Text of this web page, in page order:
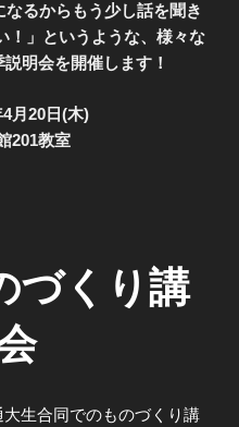
なるからもう少し話を聞き
！」というような、様々な
明会を開催します！
4月20日(木)
201教室
づくり講
生合同でのものづくり講